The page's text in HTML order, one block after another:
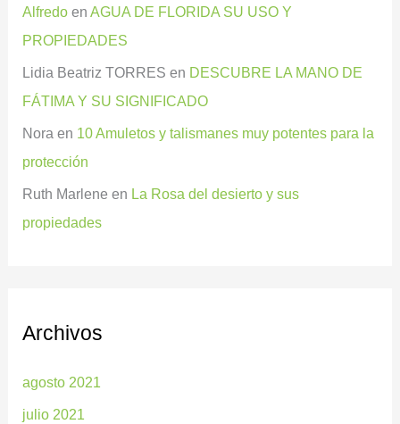
Alfredo enAGUA DE FLORIDA SU USO Y
PROPIEDADES
Lidia Beatriz TORRES en DESCUBRE LA MANO DE
FÁTIMA Y SU SIGNIFICADO
Nora en 10 Amuletos y talismanes muy potentes para la
protección
Ruth Marlene en La Rosa del desierto y sus
propiedades
Archivos
agosto 2021
julio 2021